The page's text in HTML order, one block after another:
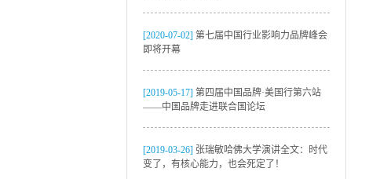
[2020-07-02] 第七届中国行业影响力品牌峰会
即将开幕
[2019-05-17] 第四届中国品牌·美国行第六站
——中国品牌走进联合国论坛
[2019-03-26] 张瑞敏哈佛大学演讲全文：时代
变了，有核心能力，也会死定了！